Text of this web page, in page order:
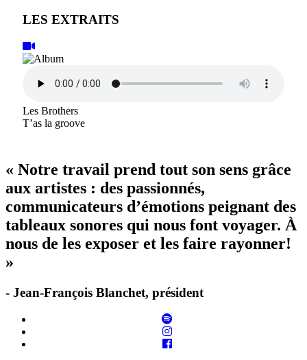
LES EXTRAITS
Les Brothers
T’as la groove
« Notre travail prend tout son sens grâce
aux artistes : des passionnés,
communicateurs d’émotions peignant des
tableaux sonores qui nous font voyager. À
nous de les exposer et les faire rayonner!
»
- Jean-François Blanchet, président